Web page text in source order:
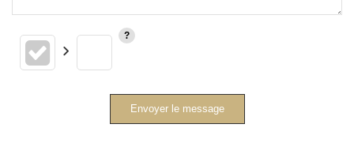
Envoyer le message